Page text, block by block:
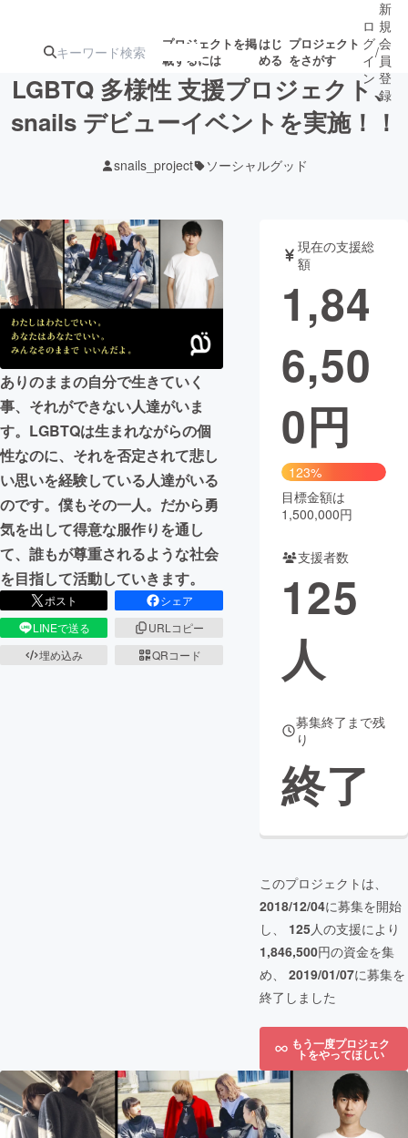
プロジェクトを掲
載するには
はじ
める
プロジェクト
をさがす
ターン
ジェクト
ロジェクト
アート・写真 音楽
テクノロジー・ガジェット ゲーム・サ
映像・映画
ビジネス・起業
まちづくり・地域活性化
CAMPFIRE for Social Good
CAMPFIRE Creation
CAMPFIREふるさと納税
コミュニティ
ロ
グ
イ
ン
/
新
規
会
員
登
録
LGBTQ 多様性 支援プロジェクト、
snails デビューイベントを実施！！
snails_project ソーシャルグッド
ありのままの自分で生きていく
事、それができない人達がいま
す。LGBTQは生まれながらの個
性なのに、それを否定されて悲し
い思いを経験している人達がいる
のです。僕もその一人。だから勇
気を出して得意な服作りを通し
て、誰もが尊重されるような社会
を目指して活動していきます。
ポスト
シェア
LINEで送る
URLコピー
埋め込み
QRコード
現在の支援総
額
1,84
6,50
0円
123%
目標金額は
1,500,000円
支援者数
125
人
募集終了まで残
り
終了
このプロジェクトは、
2018/12/04に募集を開始
し、 125人の支援により
1,846,500円の資金を集
め、 2019/01/07に募集を
終了しました
もう一度プロジェク
トをやってほしい